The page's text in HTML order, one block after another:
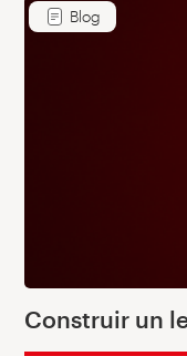
Blog
Construir un